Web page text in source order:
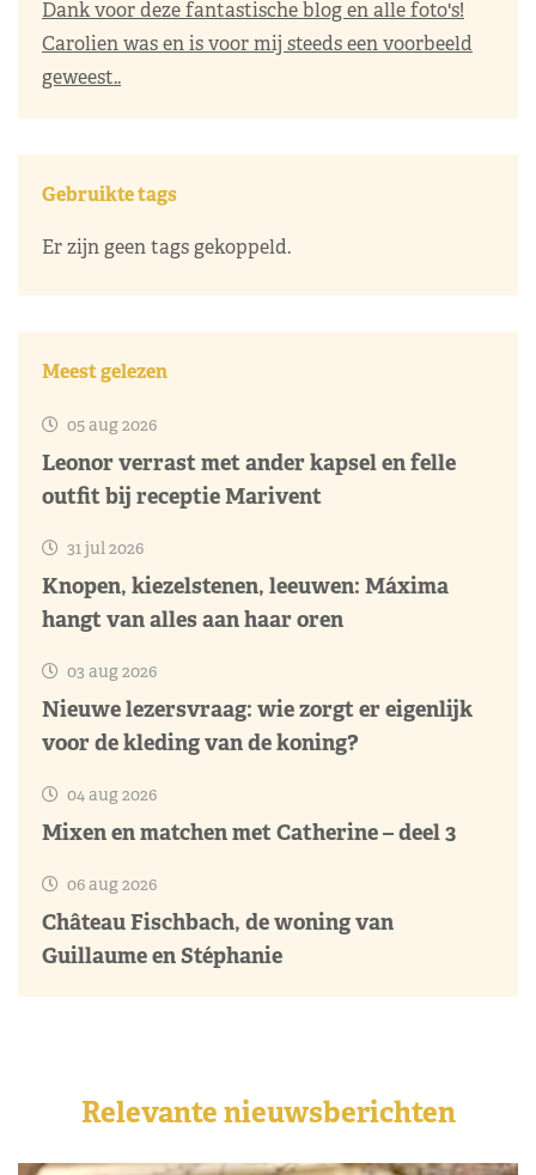
Dank voor deze fantastische blog en alle foto's!
Carolien was en is voor mij steeds een voorbeeld
geweest..
Gebruikte tags
Er zijn geen tags gekoppeld.
Meest gelezen
05 aug 2026
Leonor verrast met ander kapsel en felle
outfit bij receptie Marivent
31 jul 2026
Knopen, kiezelstenen, leeuwen: Máxima
hangt van alles aan haar oren
03 aug 2026
Nieuwe lezersvraag: wie zorgt er eigenlijk
voor de kleding van de koning?
04 aug 2026
Mixen en matchen met Catherine – deel 3
06 aug 2026
Château Fischbach, de woning van
Guillaume en Stéphanie
Relevante nieuwsberichten